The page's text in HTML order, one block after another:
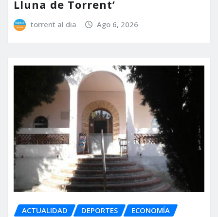
Lluna de Torrent’
torrent al dia Ago 6, 2026
ACTUALIDAD DEPORTES ECONOMÍA